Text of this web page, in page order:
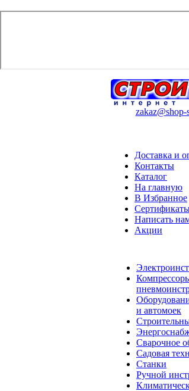
Доставка и
Контакты
Каталог
На главную
В Избранное
Написать
Акции
и автомоек
Сварочное
Садовая
Станки
Ручной